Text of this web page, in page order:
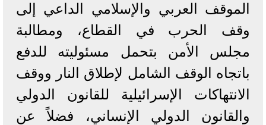
الموقف العربي والإسلامي الداعي إلى
وقف الحرب في القطاع، ومطالبة
مجلس الأمن بتحمل مسئوليته للدفع
باتجاه الوقف الشامل لإطلاق النار ووقف
الانتهاكات الإسرائيلية للقانون الدولي
والقانون الدولي الإنساني، فضلاً عن